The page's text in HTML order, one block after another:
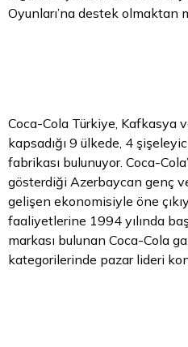
Oyunları’na destek olmaktan
Coca-Cola Türkiye, Kafkasya
kapsadığı 9 ülkede, 4
fabrikası bulunuyor. Coca-
gösterdiği Azerbaycan genç
gelişen ekonomisiyle öne
faaliyetlerine 1994 yılında
markası bulunan Coca-Cola
kategorilerinde pazar lideri